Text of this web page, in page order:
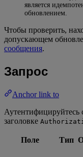
является
обновлением.
Чтобы проверить,
допускающем
сообщения.
Запрос
Anchor link to
заголовке
Поле Тип